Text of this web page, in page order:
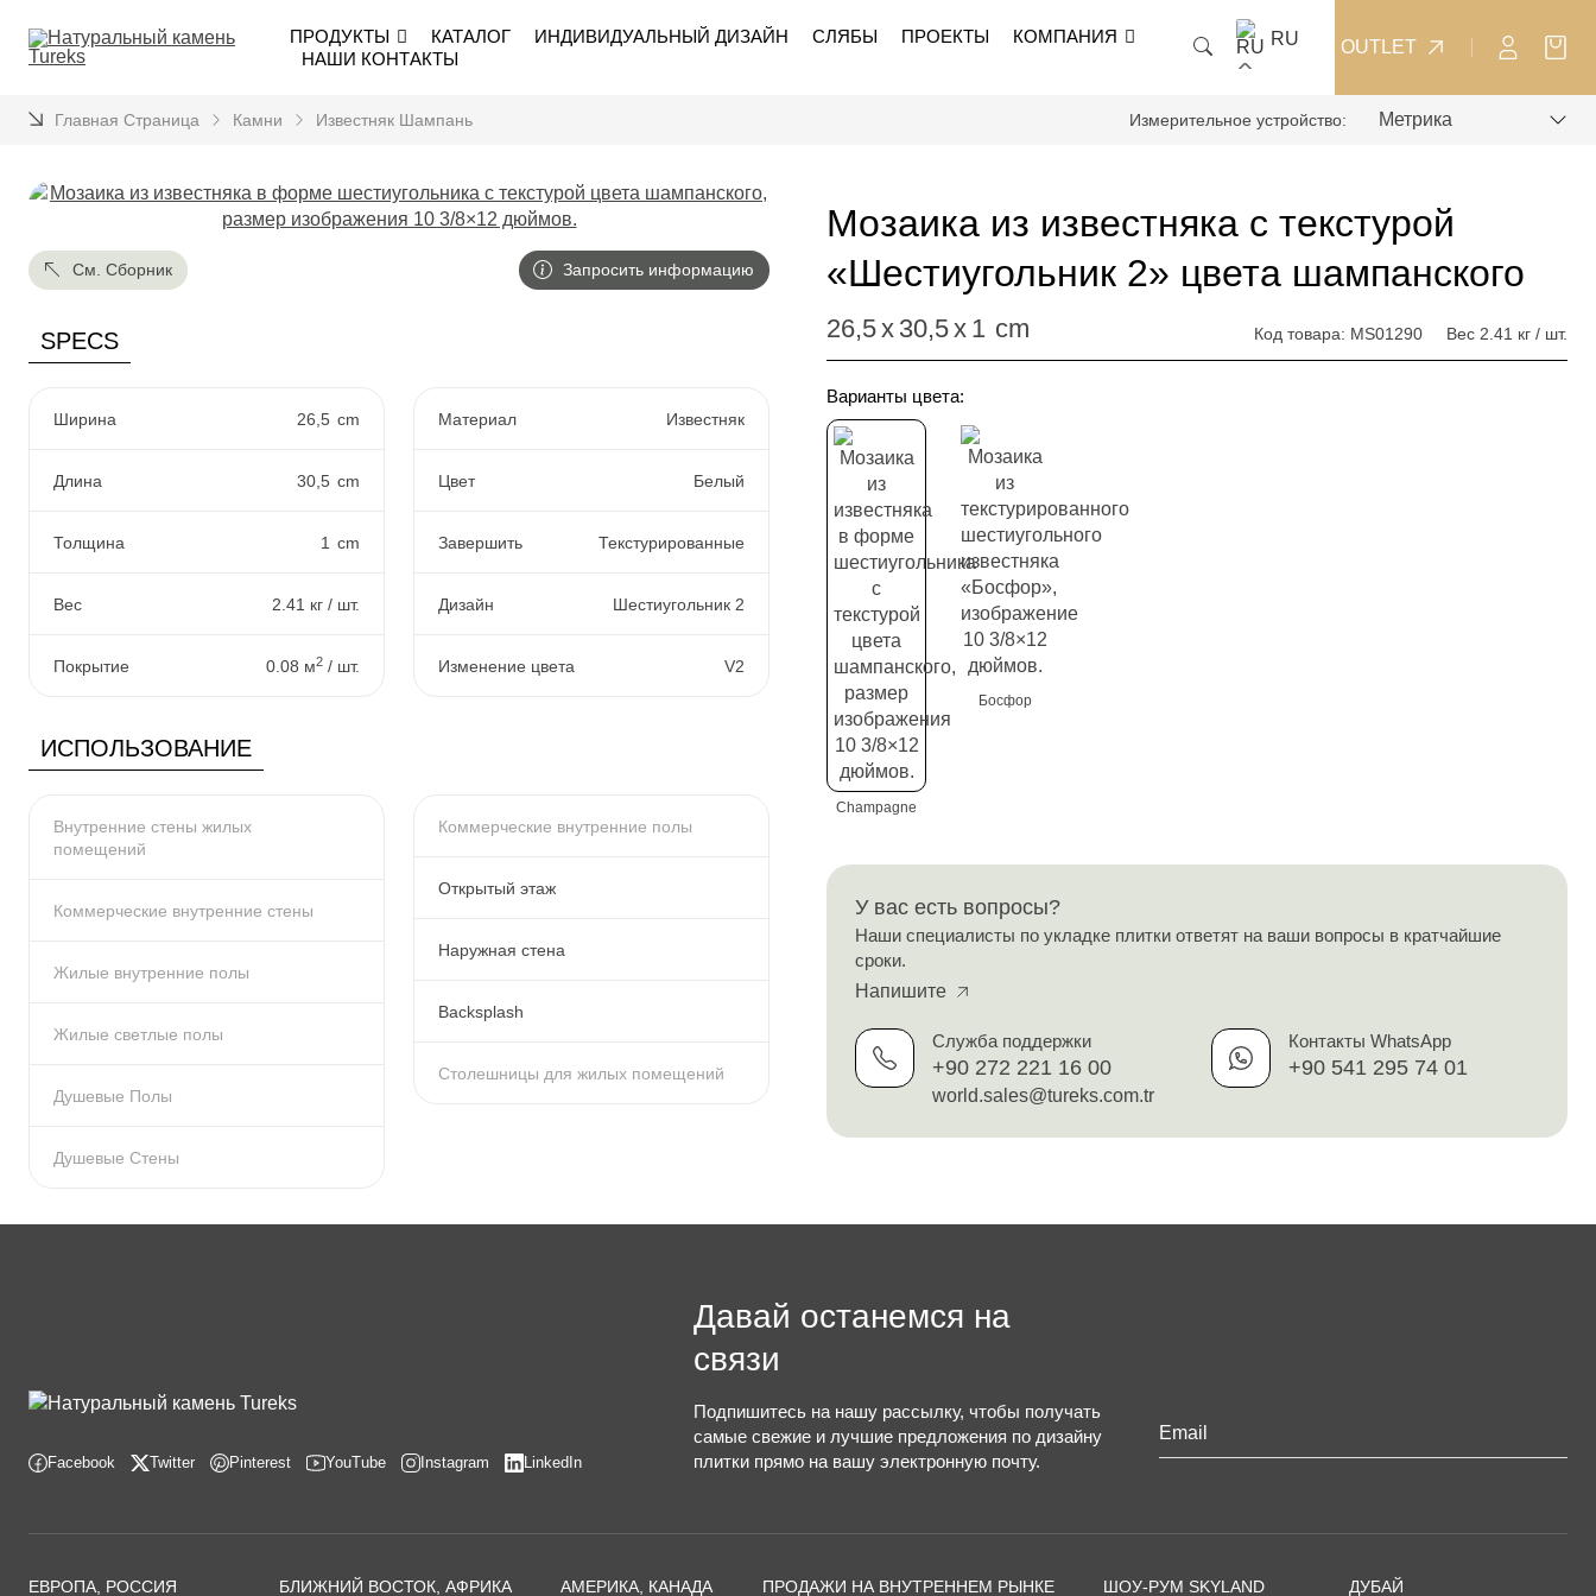
ПРОДУКТЫ КАТАЛОГ ИНДИВИДУАЛЬНЫЙ ДИЗАЙН СЛЯБЫ ПРОЕКТЫ
КОМПАНИЯ
НАШИ КОНТАКТЫ
RU OUTLET
Главная Страница Камни Известняк Шампань Измерительное устройство:
См. Сборник Запросить информацию
SPECS
Ширина 26,5 cm
Длина 30,5 cm
Толщина 1 cm
Вес 2.41 кг / шт.
Покрытие 0.08 м2 / шт.
Материал Известняк
Цвет Белый
Завершить Текстурированные
Дизайн Шестиугольник 2
Изменение цвета V2
ИСПОЛЬЗОВАНИЕ
Внутренние стены жилых
помещений
Коммерческие внутренние стены
Жилые внутренние полы
Жилые светлые полы
Душевые Полы
Душевые Стены
Коммерческие внутренние полы
Открытый этаж
Наружная стена
Backsplash
Столешницы для жилых помещений
Мозаика из известняка с текстурой
«Шестиугольник 2» цвета шампанского
26,5x 30,5x 1 cm Код товара: MS01290 Вес 2.41 кг / шт.
Варианты цвета:
Champagne
Босфор
У вас есть вопросы?
Наши специалисты по укладке плитки ответят на ваши вопросы в кратчайшие
сроки.
Напишите
Служба поддержки
+90 272 221 16 00
world.sales@tureks.com.tr
Контакты WhatsApp
+90 541 295 74 01
Facebook Twitter Pinterest YouTube Instagram LinkedIn
Давай останемся на
связи
Подпишитесь на нашу рассылку, чтобы получать
самые свежие и лучшие предложения по дизайну
плитки прямо на вашу электронную почту.
ЕВРОПА, РОССИЯ БЛИЖНИЙ ВОСТОК, АФРИКА АМЕРИКА, КАНАДА ПРОДАЖИ НА ВНУТРЕННЕМ РЫНКЕ ШОУ-РУМ SKYLAND ДУБАЙ